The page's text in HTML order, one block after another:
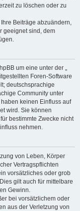
zu löschen oder zu
Beiträge abzuändern,
geeignet sind, dem
um eine unter der „
Foren-Software
deutschsprachige
Community unter
keinen Einfluss auf
wird. Sie können
bestimmte Zwecke nicht
nehmen.
von Leben, Körper
Vertragspflichten
vorsätzliches oder grob
gilt auch für mittelbare
Gewinn.
bei vorsätzlichem oder
aus der Verletzung von